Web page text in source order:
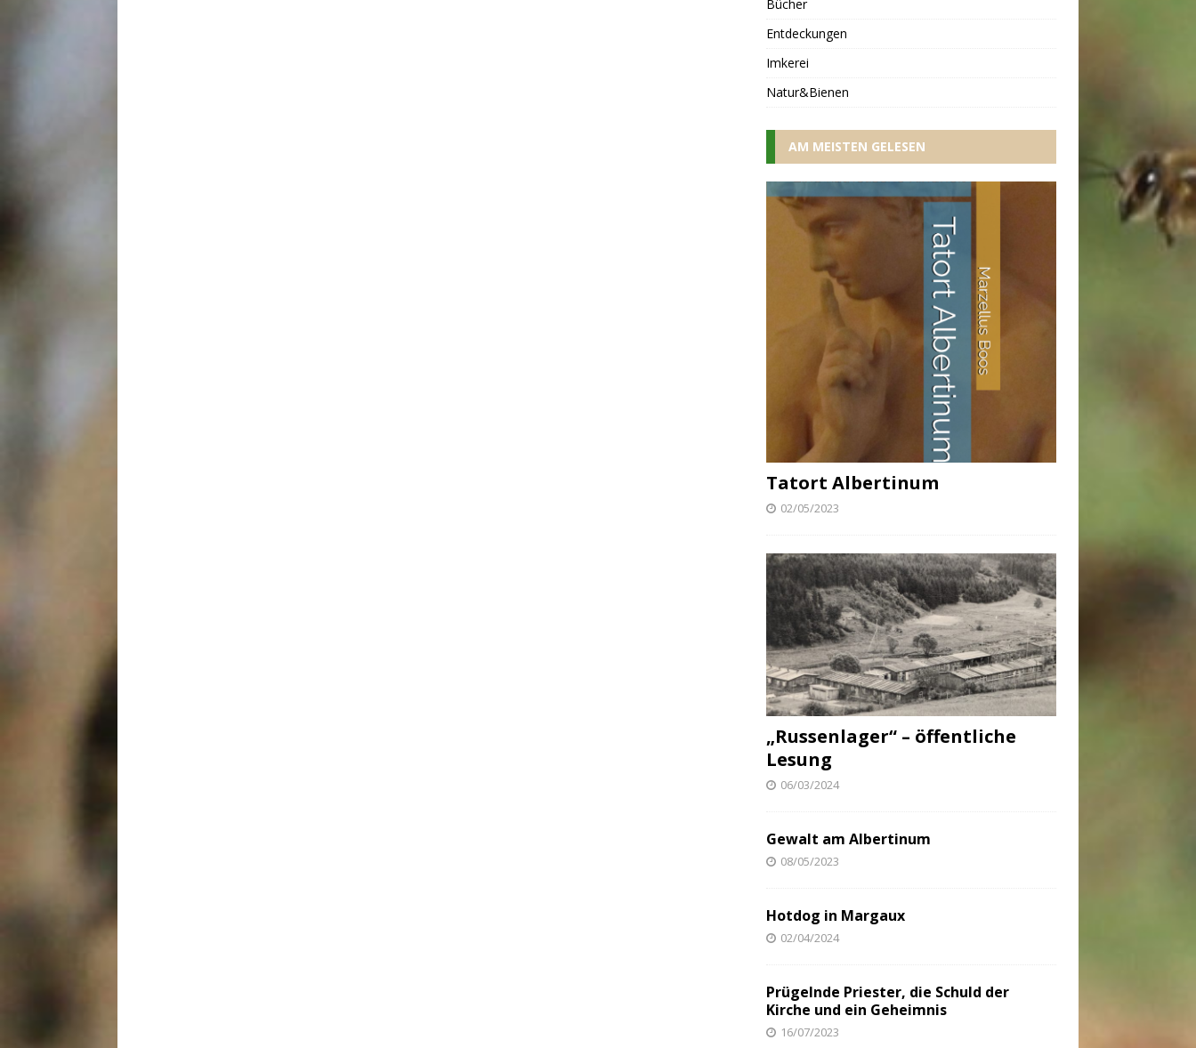
Bücher
Entdeckungen
Imkerei
Natur&Bienen
AM MEISTEN GELESEN
Tatort Albertinum
02/05/2023
„Russenlager“ – öffentliche
Lesung
06/03/2024
Gewalt am Albertinum
08/05/2023
Hotdog in Margaux
02/04/2024
Prügelnde Priester, die Schuld der
Kirche und ein Geheimnis
16/07/2023